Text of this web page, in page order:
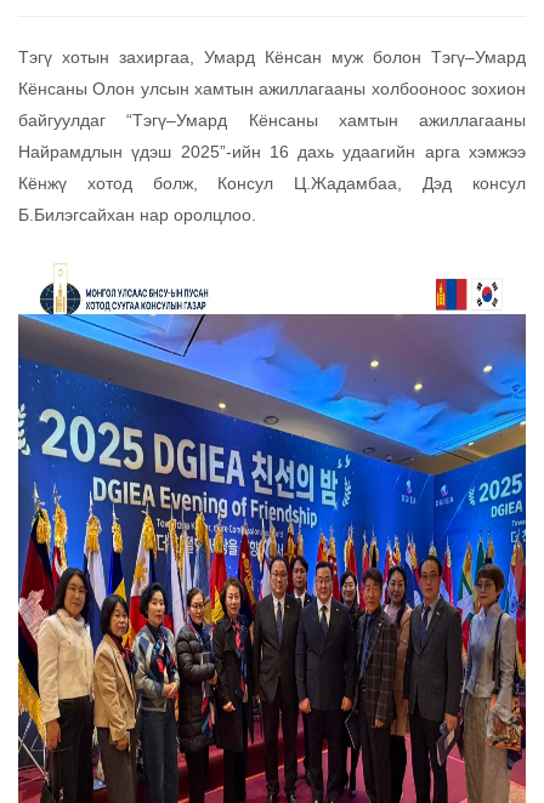
Тэгү хотын захиргаа, Умард Кёнсан муж болон Тэгү–Умард
Кёнсаны Олон улсын хамтын ажиллагааны холбооноос зохион
байгуулдаг “Тэгү–Умард Кёнсаны хамтын ажиллагааны
Найрамдлын үдэш 2025”-ийн 16 дахь удаагийн арга хэмжээ
Кёнжү хотод болж, Консул Ц.Жадамбаа, Дэд консул
Б.Билэгсайхан нар оролцлоо.